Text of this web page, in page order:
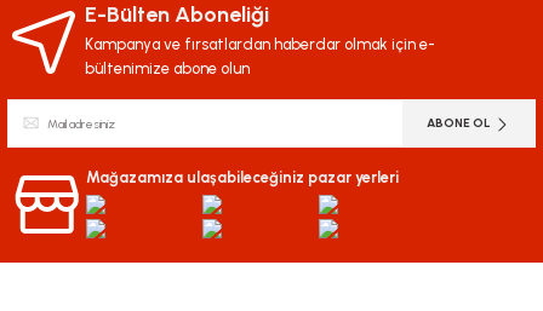
iletebilirsiniz.
Görüş ve önerileriniz için teşekkür ederiz.
Ürün açıklamasında eksik bilgiler bulunuyor.
Ürün fiyatı diğer sitelerden daha pahalı.
Bu ürüne benzer farklı alternatifler olmalı.
E-Bülten Aboneliği
Kampanya ve fırsatlardan haberdar olmak için e-
bültenimize abone olun
ABONE OL
Mağazamıza ulaşabileceğiniz pazar yerleri